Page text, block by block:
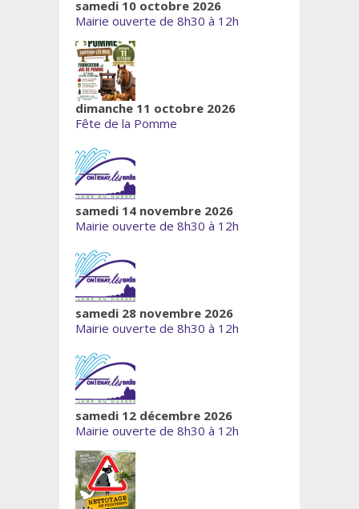
samedi 10 octobre 2026
Mairie ouverte de 8h30 à 12h
dimanche 11 octobre 2026
Fête de la Pomme
samedi 14 novembre 2026
Mairie ouverte de 8h30 à 12h
samedi 28 novembre 2026
Mairie ouverte de 8h30 à 12h
samedi 12 décembre 2026
Mairie ouverte de 8h30 à 12h